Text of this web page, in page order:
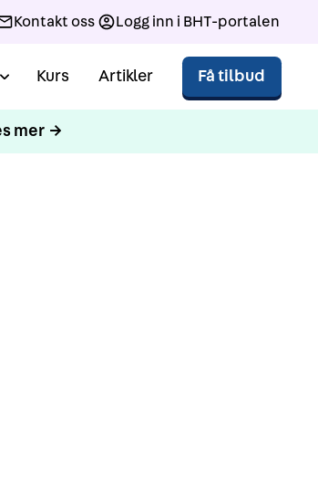
Kontakt oss Logg inn i BHT-portalen
Kurs Artikler Få tilbud
mer →